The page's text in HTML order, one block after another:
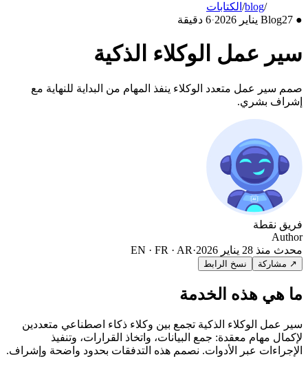
الكتابات/blog
●
Blog27 يناير 2026 ·6 دقيقة
سير عمل الوكلاء الذكية
صمم سير عمل متعدد الوكلاء ينفذ المهام من البداية للنهاية مع
إشراف بشري.
فريق نقطة
Author
محدث منذ 28 يناير 2026 ·
EN · FR · AR
↗ مشاركة نسخ الرابط
ما هي هذه الخدمة
سير عمل الوكلاء الذكية تجمع بين وكلاء ذكاء اصطناعي متعددين
لإكمال مهام معقدة: جمع البيانات، واتخاذ القرارات، وتنفيذ
الإجراءات عبر الأدوات. نصمم هذه التدفقات بحدود واضحة وإشراف.